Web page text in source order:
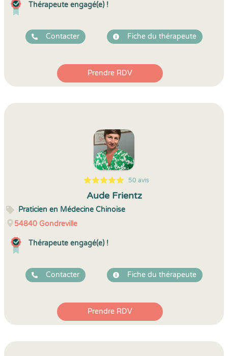
Thérapeute engagé(e) !
Contacter Fiche du thérapeute
Prendre RDV
5
1
5
50 50 avis
Aude Frientz
Praticien en Médecine Chinoise
54840 Gondreville
Thérapeute engagé(e) !
Contacter Fiche du thérapeute
Prendre RDV